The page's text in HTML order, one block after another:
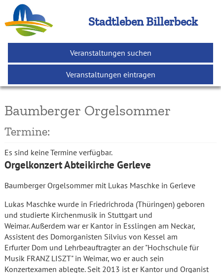
Stadtleben Billerbeck
Veranstaltungen suchen
Veranstaltungen eintragen
Baumberger Orgelsommer
Termine:
Es sind keine Termine verfügbar.
Orgelkonzert Abteikirche Gerleve
Baumberger Orgelsommer mit Lukas Maschke in Gerleve
Lukas Maschke wurde in Friedrichroda (Thüringen) geboren
und studierte Kirchenmusik in Stuttgart und
Weimar. Außerdem war er Kantor in Esslingen am Neckar,
Assistent des Domorganisten Silvius von Kessel am
Erfurter Dom und Lehrbeauftragter an der "Hochschule für
Musik FRANZ LISZT" in Weimar, wo er auch sein
Konzertexamen ablegte. Seit 2013 ist er Kantor und Organist